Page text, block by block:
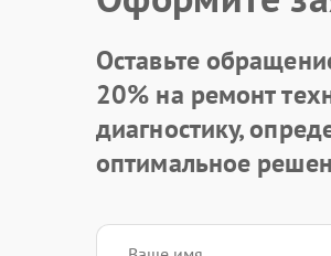
Оставьте
20% на ремонт
диагностику,
оптимальное